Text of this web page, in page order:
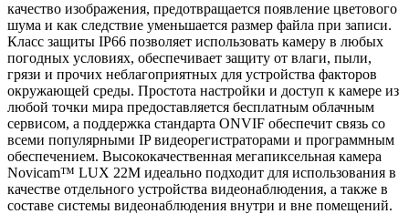
качество изображения, предотвращается появление цветового
шума и как следствие уменьшается размер файла при записи.
Класс защиты IP66 позволяет использовать камеру в любых
погодных условиях, обеспечивает защиту от влаги, пыли,
грязи и прочих неблагоприятных для устройства факторов
окружающей среды. Простота настройки и доступ к камере из
любой точки мира предоставляется бесплатным облачным
сервисом, а поддержка стандарта ONVIF обеспечит связь со
всеми популярными IP видеорегистраторами и программным
обеспечением. Высококачественная мегапиксельная камера
Novicam™ LUX 22M идеально подходит для использования в
качестве отдельного устройства видеонаблюдения, а также в
составе системы видеонаблюдения внутри и вне помещений.